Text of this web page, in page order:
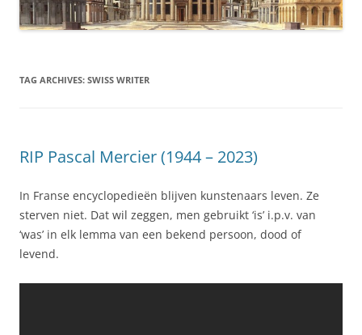
TAG ARCHIVES: SWISS WRITER
RIP Pascal Mercier (1944 – 2023)
In Franse encyclopedieën blijven kunstenaars leven. Ze
sterven niet. Dat wil zeggen, men gebruikt ‘is’ i.p.v. van
‘was’ in elk lemma van een bekend persoon, dood of
levend.